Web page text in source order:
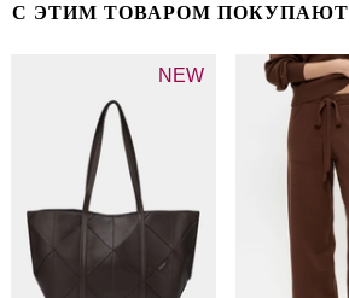
С ЭТИМ ТОВАРОМ ПОКУПАЮТ
NEW